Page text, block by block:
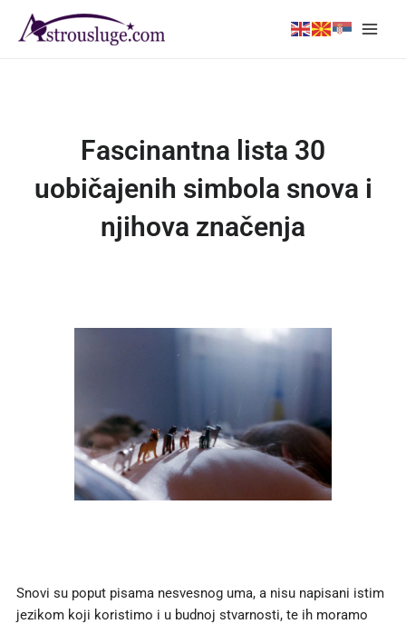
Fascinantna lista 30
uobičajenih simbola snova i
njihova značenja
Snovi su poput pisama nesvesnog uma, a nisu napisani istim
jezikom koji koristimo i u budnoj stvarnosti, te ih moramo